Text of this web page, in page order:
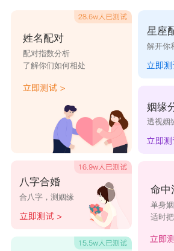
姓名配对
配对指数分析
了解你们如何相处
八字合婚
合八字，测姻缘
星座
解开你
姻缘
透视姻
命中
单身
适时